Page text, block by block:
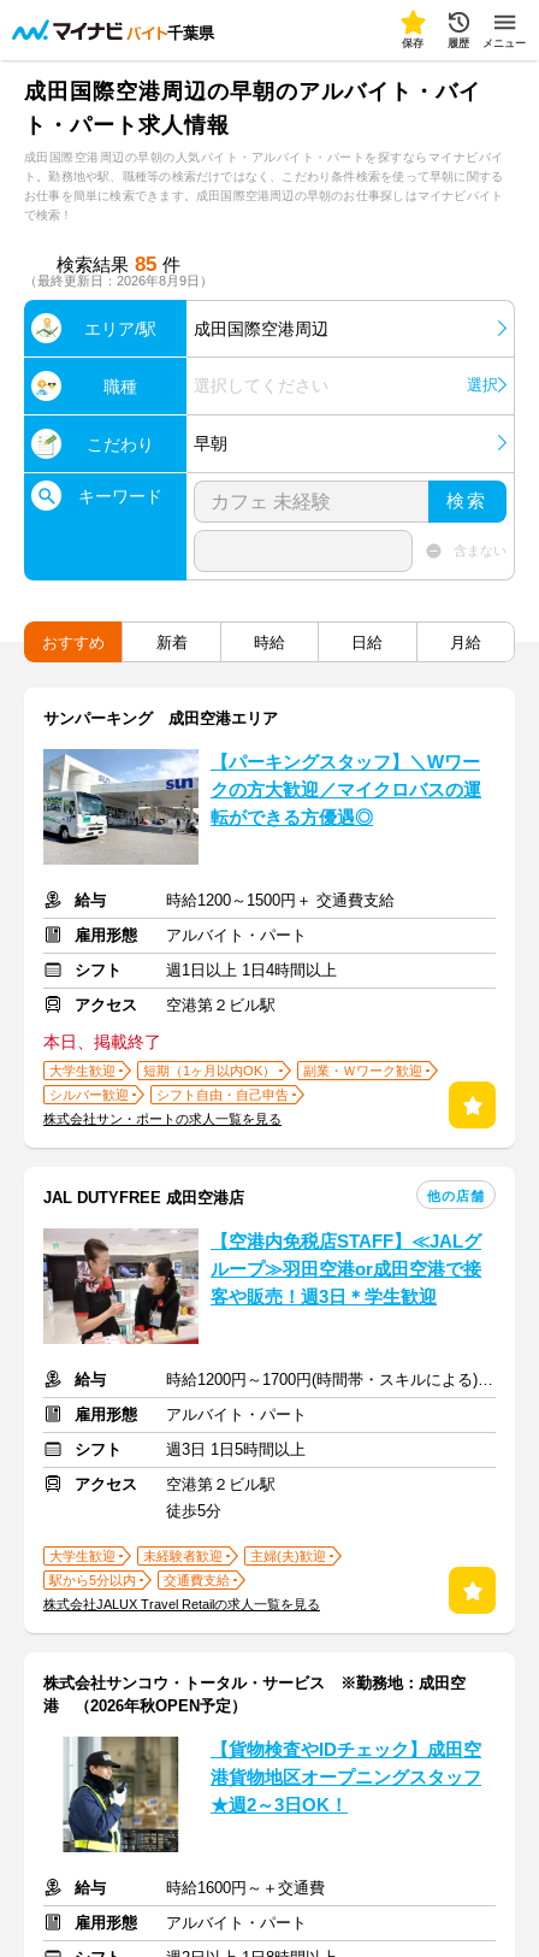
千葉県
保存 履歴 メニュー
成田国際空港周辺の早朝のアルバイト・バイ
ト・パート求人情報
成田国際空港周辺の早朝の人気バイト・アルバイト・パートを探すならマイナビバイ
ト。勤務地や駅、職種等の検索だけではなく、こだわり条件検索を使って早朝に関する
お仕事を簡単に検索できます。成田国際空港周辺の早朝のお仕事探しはマイナビバイト
で検索！
検索結果 85 件
（最終更新日：2026年8月9日）
エリア/駅 成田国際空港周辺
職種 選択してください 選択
こだわり 早朝
キーワード 検索
含まない
おすすめ 新着 時給 日給 月給
サンパーキング 成田空港エリア
【パーキングスタッフ】＼Wワー
クの方大歓迎／マイクロバスの運
転ができる方優遇◎
給与
時給1200～1500円＋ 交通費支給
雇用形態
アルバイト・パート
シフト
週1日以上 1日4時間以上
アクセス
空港第２ビル駅
本日、掲載終了
大学生歓迎 短期（1ヶ月以内OK）
副業・Ｗワーク歓迎
シルバー歓迎
シフト自由・自己申告
株式会社サン・ポートの求人一覧を見る
JAL DUTYFREE 成田空港店 他の店舗
【空港内免税店STAFF】≪JALグ
ループ≫羽田空港or成田空港で接
客や販売！週3日＊学生歓迎
給与
時給1200円～1700円(時間帯・スキルによる)+交通費全額支給
雇用形態
アルバイト・パート
シフト
週3日 1日5時間以上
アクセス
空港第２ビル駅
徒歩5分
大学生歓迎 未経験者歓迎
主婦(夫)歓迎
駅から5分以内
交通費支給
株式会社JALUX Travel Retailの求人一覧を見る
株式会社サンコウ・トータル・サービス ※勤務地：成田空
港 （2026年秋OPEN予定）
【貨物検査やIDチェック】成田空
港貨物地区オープニングスタッフ
★週2～3日OK！
給与
時給1600円～＋交通費
雇用形態
アルバイト・パート